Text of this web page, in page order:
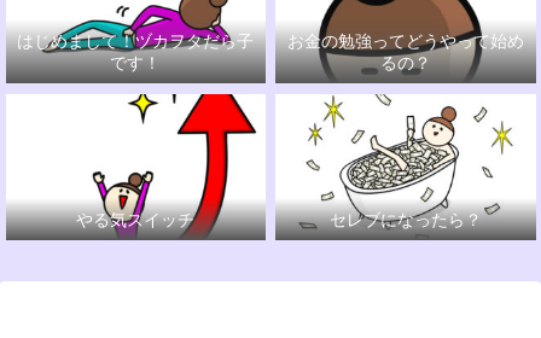
はじめまして！ヅカヲタだら子
です！
お金の勉強ってどうやって始め
るの？
やる気スイッチ セレブになったら？